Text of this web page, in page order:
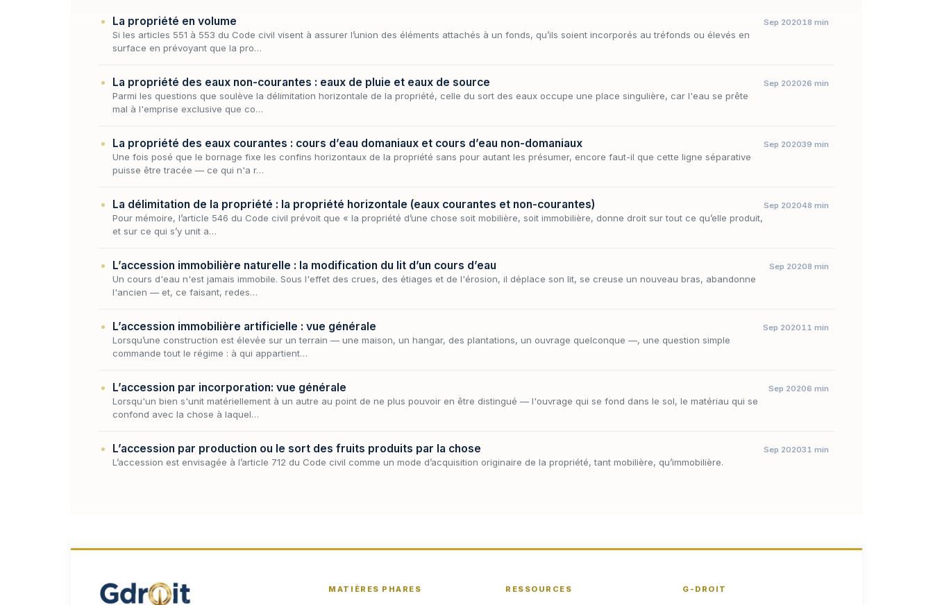
La propriété en volume
Si les articles 551 à 553 du Code civil visent à assurer l’union des éléments attachés à un fonds, qu’ils soient incorporés au tréfonds ou élevés en
surface en prévoyant que la pro…
Sep 202018 min
La propriété des eaux non-courantes : eaux de pluie et eaux de source
Parmi les questions que soulève la délimitation horizontale de la propriété, celle du sort des eaux occupe une place singulière, car l'eau se prête
mal à l'emprise exclusive que co…
Sep 202026 min
La propriété des eaux courantes : cours d’eau domaniaux et cours d’eau non-domaniaux
Une fois posé que le bornage fixe les confins horizontaux de la propriété sans pour autant les présumer, encore faut-il que cette ligne séparative
puisse être tracée — ce qui n'a r…
Sep 202039 min
La délimitation de la propriété : la propriété horizontale (eaux courantes et non-courantes)
Pour mémoire, l’article 546 du Code civil prévoit que « la propriété d’une chose soit mobilière, soit immobilière, donne droit sur tout ce qu’elle produit,
et sur ce qui s’y unit a…
Sep 202048 min
L’accession immobilière naturelle : la modification du lit d’un cours d’eau
Un cours d'eau n'est jamais immobile. Sous l'effet des crues, des étiages et de l'érosion, il déplace son lit, se creuse un nouveau bras, abandonne
l'ancien — et, ce faisant, redes…
Sep 20208 min
L’accession immobilière artificielle : vue générale
Lorsqu’une construction est élevée sur un terrain — une maison, un hangar, des plantations, un ouvrage quelconque —, une question simple
commande tout le régime : à qui appartient…
Sep 202011 min
L’accession par incorporation: vue générale
Lorsqu'un bien s'unit matériellement à un autre au point de ne plus pouvoir en être distingué — l'ouvrage qui se fond dans le sol, le matériau qui se
confond avec la chose à laquel…
Sep 20206 min
L’accession par production ou le sort des fruits produits par la chose
L’accession est envisagée à l’article 712 du Code civil comme un mode d’acquisition originaire de la propriété, tant mobilière, qu’immobilière.
Sep 202031 min
MATIÈRES PHARES RESSOURCES G-DROIT